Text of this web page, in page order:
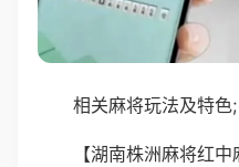
相关麻将玩法及特色;
【湖南株洲麻将红